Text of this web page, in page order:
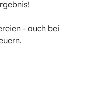
- auch bei